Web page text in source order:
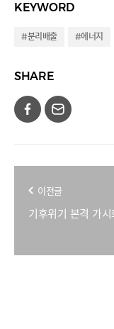
KEYWORD
#분리배출 #에너지
SHARE
이전글
기후위기 본격 가시